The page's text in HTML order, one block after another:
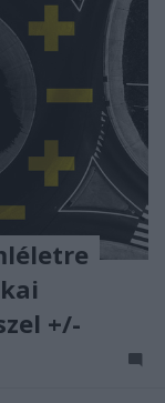
+/-